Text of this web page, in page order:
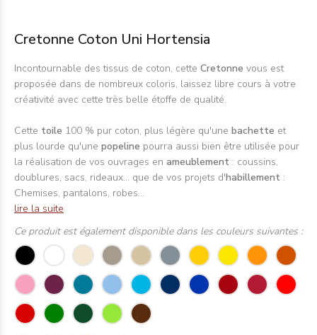
Cretonne Coton Uni Hortensia
Incontournable des tissus de coton, cette Cretonne vous est
proposée dans de nombreux coloris, laissez libre cours à votre
créativité avec cette très belle étoffe de qualité.
Cette toile 100 % pur coton, plus légère qu'une bachette et
plus lourde qu'une popeline pourra aussi bien être utilisée pour
la réalisation de vos ouvrages en ameublement : coussins,
doublures, sacs, rideaux... que de vos projets d'habillement :
Chemises, pantalons, robes...
lire la suite
Ce produit est également disponible dans les couleurs suivantes :